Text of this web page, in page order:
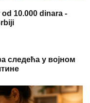
10.000 dinara -
следећа у војном